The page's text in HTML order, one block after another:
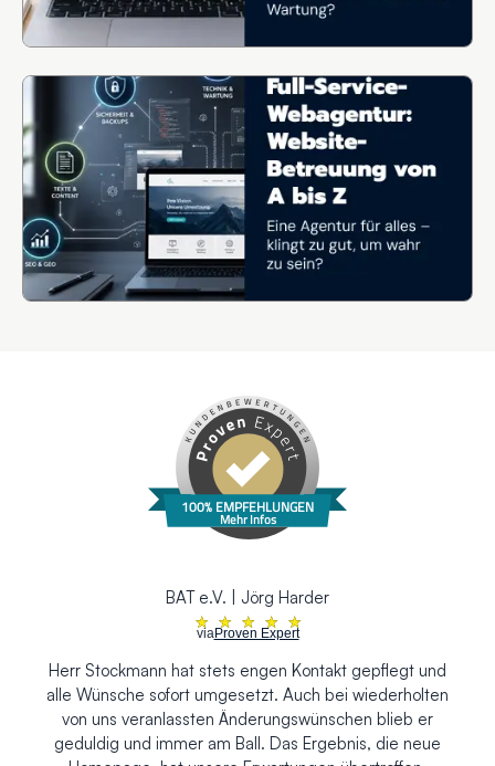
100% EMPFEHLUNGEN
Mehr Infos
BAT e.V. | Jörg Harder
★ ★ ★ ★ ★
viaProven Expert
Herr Stockmann hat stets engen Kontakt gepflegt und
alle Wünsche sofort umgesetzt. Auch bei wiederholten
von uns veranlassten Änderungswünschen blieb er
geduldig und immer am Ball. Das Ergebnis, die neue